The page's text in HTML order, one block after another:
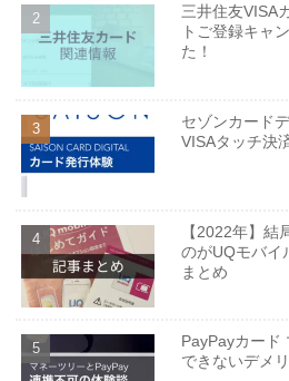
三井住友VISA
トご登録キャ
た！
セゾンカード
VISAタッチ決
【2022年】結
のがUQモバイ
まとめ
PayPayカード
できないデメ